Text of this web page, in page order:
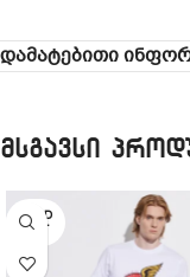
დამატებითი
მსგავსი
SOLD
OUT